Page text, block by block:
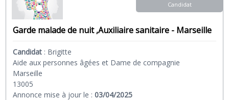
Garde malade de nuit ,Auxiliaire sanitaire - Marseille
Candidat : Brigitte
Aide aux personnes âgées et Dame de compagnie
Marseille
13005
Annonce mise à jour le :03/04/2025
Candidat